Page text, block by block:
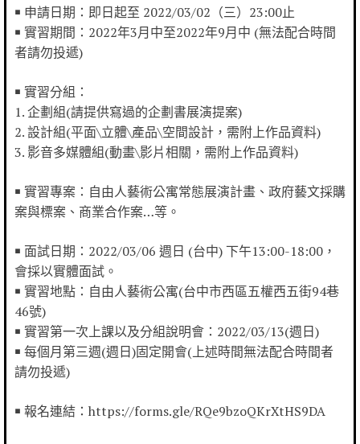
￭ 申請日期：即日起至 2022/03/02（三）23:00止
￭ 實習期間：2022年3月中至2022年9月中 (無法配合時間
者請勿投遞)
￭ 實習分組：
1. 企劃組(請提供寫過的企劃書展演提案)
2. 設計組(平面\立體\產品\空間設計，需附上作品資料)
3. 影音多媒體組(動畫\影片相關，需附上作品資料)
￭ 實習專案：自由人藝術公寓常態展演計畫、政府藝文採購
案與標案、商業合作案…等。
￭ 面試日期：2022/03/06 週日 (台中) 下午13:00-18:00，
會採以實體面試。
￭ 實習地點：自由人藝術公寓(台中市西區五權西五街94巷
46號)
￭ 實習第一次上課以及分組說明會：2022/03/13(週日)
￭ 每個月第三週(週日)固定開會(上述時間無法配合時間者
請勿投遞)
￭ 報名連結：https://forms.gle/RQe9bzoQKrXtHS9DA